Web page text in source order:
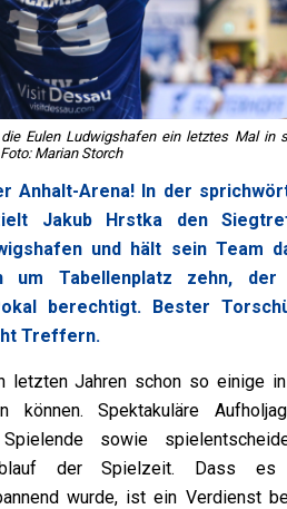
Eulen Ludwigshafen ein letztes Mal in
Marian Storch
Anhalt-Arena! In der
Jakub Hrstka den
und hält sein Team
um Tabellenplatz zehn, der
berechtigt. Bester
Treffern.
letzten Jahren schon so einige
können. Spektakuläre
sowie
der Spielzeit. Dass es
wurde, ist ein Verdienst